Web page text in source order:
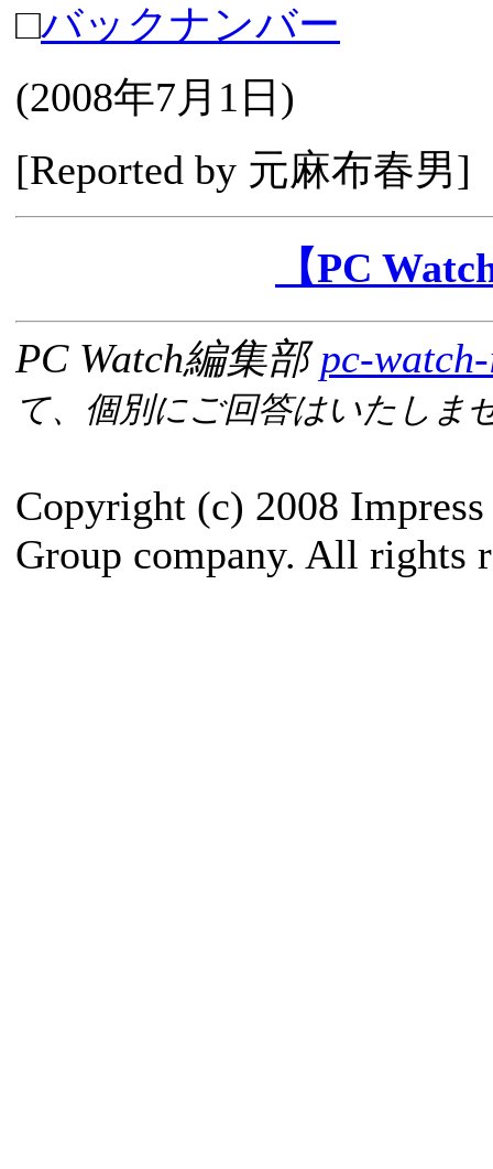
□バックナンバー
(2008年7月1日 )
[Reported by 元麻布春男]
【PC
PC Watch編集部pc-
て、個別にご回答はいたしま
Copyright (c) 2008
Group company. All rights